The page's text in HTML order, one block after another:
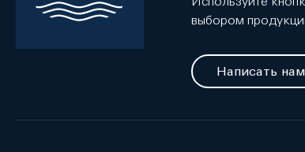
выбором
Написать нам